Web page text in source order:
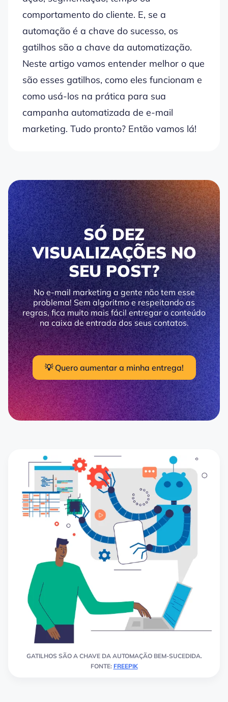
comportamento do cliente. E, se a
automação é a chave do sucesso, os
gatilhos são a chave da automatização.
Neste artigo vamos entender melhor o que
são esses gatilhos, como eles funcionam e
como usá-los na prática para sua
campanha automatizada de e-mail
marketing. Tudo pronto? Então vamos lá!
SÓ DEZ
VISUALIZAÇÕES NO
SEU POST?
No e-mail marketing a gente não tem esse
problema! Sem algoritmo e respeitando as
regras, fica muito mais fácil entregar o conteúdo
na caixa de entrada dos seus contatos.
💡 Quero aumentar a minha entrega!
GATILHOS SÃO A CHAVE DA AUTOMAÇÃO BEM-SUCEDIDA.
FONTE: FREEPIK